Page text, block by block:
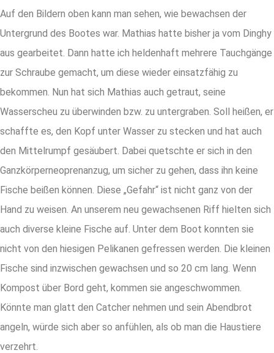
Auf den Bildern oben kann man sehen, wie bewachsen der
Untergrund des Bootes war. Mathias hatte bisher ja vom Dinghy
aus gearbeitet. Dann hatte ich heldenhaft mehrere Tauchgänge
zur Schraube gemacht, um diese wieder einsatzfähig zu
bekommen. Nun hat sich Mathias auch getraut, seine
Wasserscheu zu überwinden bzw. zu untergraben. Soll heißen, er
schaffte es, den Kopf unter Wasser zu stecken und hat auch
den Mittelrumpf gesäubert. Dabei quetschte er sich in den
Ganzkörperneoprenanzug, um sicher zu gehen, dass ihn keine
Fische beißen können. Diese „Gefahr“ ist nicht ganz von der
Hand zu weisen. An unserem neu gewachsenen Riff hielten sich
auch diverse kleine Fische auf. Unter dem Boot konnten sie
nicht von den hiesigen Pelikanen gefressen werden. Die kleinen
Fische sind inzwischen gewachsen und so 20 cm lang. Wenn
Kompost über Bord geht, kommen sie angeschwommen.
Könnte man glatt den Catcher nehmen und sein Abendbrot
angeln, würde sich aber so anfühlen, als ob man die Haustiere
verzehrt.